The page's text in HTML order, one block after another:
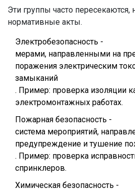
Эти группы часто
нормативные акты.
Электробезопасность -
мерами, направленными на
поражения электрическим
замыканий
. Пример: проверка изоляции
электромонтажных работах.
Пожарная безопасность -
система мероприятий,
предупреждение и тушение
. Пример: проверка
спринклеров.
Химическая безопасность -